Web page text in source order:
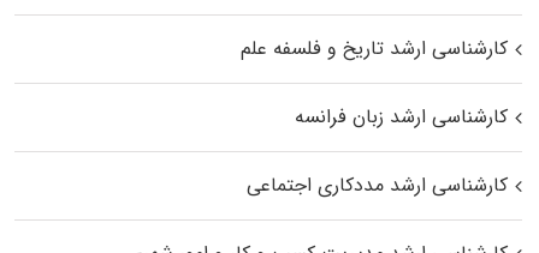
کارشناسی ارشد تاریخ و فلسفه علم
کارشناسی ارشد زبان فرانسه
کارشناسی ارشد مددکاری اجتماعی